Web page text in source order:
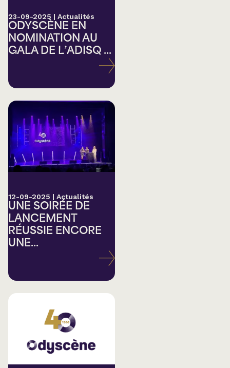
23-09-2025 | Actualités
ODYSCÈNE EN
NOMINATION AU
GALA DE L’ADISQ ...
12-09-2025 | Actualités
UNE SOIRÉE DE
LANCEMENT
RÉUSSIE ENCORE
UNE...